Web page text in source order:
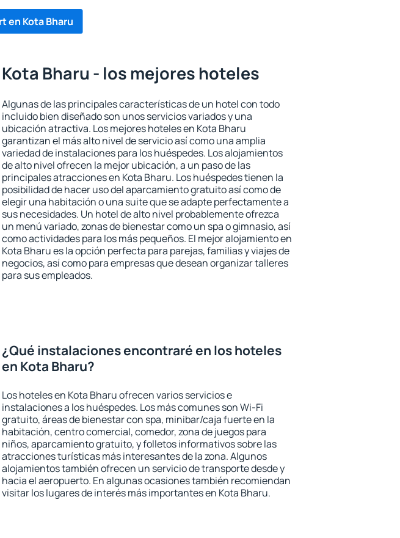
en Kota Bharu
Kota Bharu - los mejores hoteles
Algunas de las principales características de un hotel con todo
incluido bien diseñado son unos servicios variados y una
ubicación atractiva. Los mejores hoteles en Kota Bharu
garantizan el más alto nivel de servicio así como una amplia
variedad de instalaciones para los huéspedes. Los alojamientos
de alto nivel ofrecen la mejor ubicación, a un paso de las
principales atracciones en Kota Bharu. Los huéspedes tienen la
posibilidad de hacer uso del aparcamiento gratuito así como de
elegir una habitación o una suite que se adapte perfectamente a
sus necesidades. Un hotel de alto nivel probablemente ofrezca
un menú variado, zonas de bienestar como un spa o gimnasio, así
como actividades para los más pequeños. El mejor alojamiento en
Kota Bharu es la opción perfecta para parejas, familias y viajes de
negocios, así como para empresas que desean organizar talleres
para sus empleados.
¿Qué instalaciones encontraré en los hoteles
en Kota Bharu?
Los hoteles en Kota Bharu ofrecen varios servicios e
instalaciones a los huéspedes. Los más comunes son Wi-Fi
gratuito, áreas de bienestar con spa, minibar/caja fuerte en la
habitación, centro comercial, comedor, zona de juegos para
niños, aparcamiento gratuito, y folletos informativos sobre las
atracciones turísticas más interesantes de la zona. Algunos
alojamientos también ofrecen un servicio de transporte desde y
hacia el aeropuerto. En algunas ocasiones también recomiendan
visitar los lugares de interés más importantes en Kota Bharu.